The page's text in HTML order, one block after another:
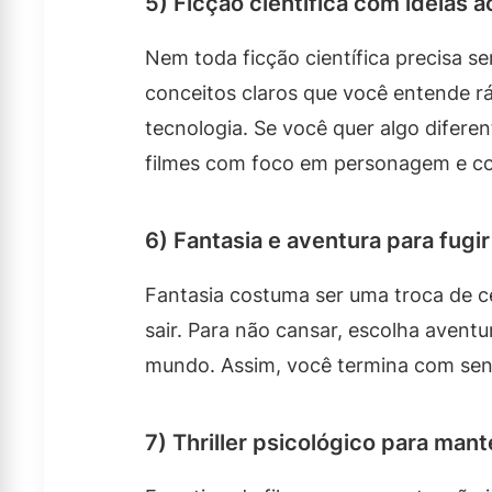
Nem toda ficção científica precisa
conceitos claros que você entende
tecnologia. Se você quer algo
filmes com foco em personagem e
6) Fantasia e aventura para
Fantasia costuma ser uma troca de
sair. Para não cansar, escolha
mundo. Assim, você termina com
7) Thriller psicológico para